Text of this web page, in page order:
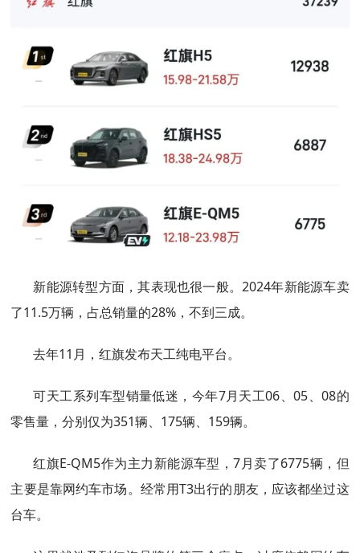
新能源转型方面，其表现也很一般。2024年新能源车卖
了11.5万辆，占总销量的28%，不到三成。
去年11月，红旗发布天工纯电平台。
可天工系列车型销量低迷，今年7月天工06、05、08的
零售量，分别仅为351辆、175辆、159辆。
红旗E-QM5作为主力新能源车型，7月卖了6775辆，但
主要是靠网约车市场。经常用T3出行的朋友，应该都坐过这
台车。